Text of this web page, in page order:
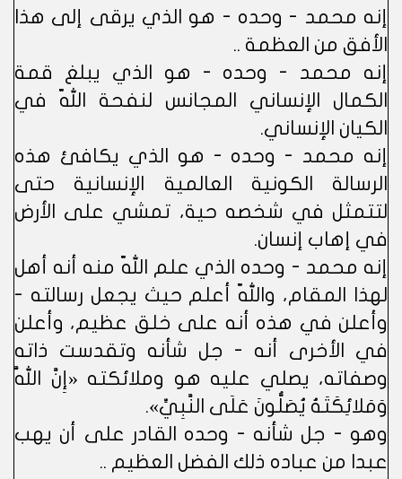
إنه محمد - وحده - هو الذي يرقى إلى هذا
الأفق من العظمة ..
إنه محمد - وحده - هو الذي يبلغ قمة
الكمال الإنساني المجانس لنفحة اللّه في
الكيان الإنساني.
إنه محمد - وحده - هو الذي يكافئ هذه
الرسالة الكونية العالمية الإنسانية حتى
لتتمثل في شخصه حية، تمشي على الأرض
في إهاب إنسان.
إنه محمد - وحده الذي علم اللّه منه أنه أهل
لهذا المقام، واللّه أعلم حيث يجعل رسالته -
وأعلن في هذه أنه على خلق عظيم، وأعلن
في الأخرى أنه - جل شأنه وتقدست ذاته
وصفاته، يصلي عليه هو وملائكته «إِنَّ اللَّهَ
وَمَلائِكَتَهُ يُصَلُّونَ عَلَى النَّبِيِّ».
وهو - جل شأنه - وحده القادر على أن يهب
عبدا من عباده ذلك الفضل العظيم ..